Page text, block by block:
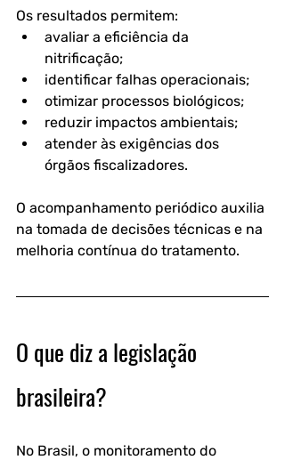
Os resultados permitem:
avaliar a eficiência da
nitrificação;
identificar falhas operacionais;
otimizar processos biológicos;
reduzir impactos ambientais;
atender às exigências dos
órgãos fiscalizadores.
O acompanhamento periódico auxilia
na tomada de decisões técnicas e na
melhoria contínua do tratamento.
O que diz a legislação
brasileira?
No Brasil, o monitoramento do